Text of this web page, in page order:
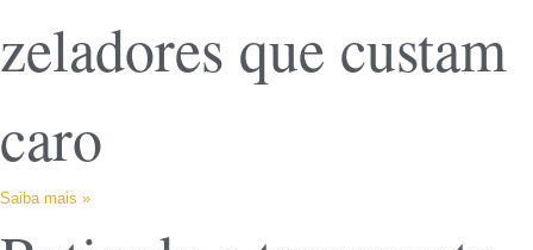
zeladores que custam
caro
Saiba mais »